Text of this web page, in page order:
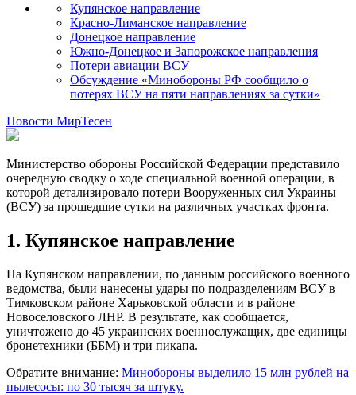
Купянское направление
Красно-Лиманское направление
Донецкое направление
Южно-Донецкое и Запорожское направления
Потери авиации ВСУ
Обсуждение «Минобороны РФ сообщило о
потерях ВСУ на пяти направлениях за сутки»
Новости МирТесен
Министерство обороны Российской Федерации представило
очередную сводку о ходе специальной военной операции, в
которой детализировало потери Вооруженных сил Украины
(ВСУ) за прошедшие сутки на различных участках фронта.
1. Купянское направление
На Купянском направлении, по данным российского военного
ведомства, были нанесены удары по подразделениям ВСУ в
Тимковском районе Харьковской области и в районе
Новоселовского ЛНР. В результате, как сообщается,
уничтожено до 45 украинских военнослужащих, две единицы
бронетехники (ББМ) и три пикапа.
Обратите внимание: Минобороны выделило 15 млн рублей на
пылесосы: по 30 тысяч за штуку.